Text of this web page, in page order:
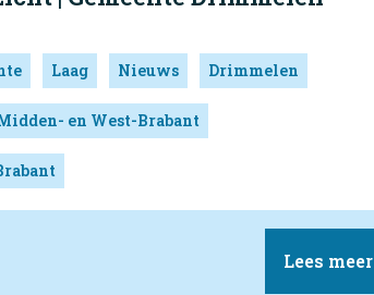
Laag Nieuws Drimmelen
en West-Brabant
Lees meer